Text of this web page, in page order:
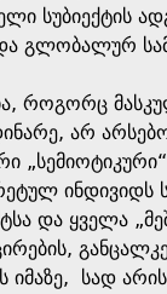
სუბიექტის
და გლობალურ
არ
ინდივიდს
და ყველა
იმაზე, სად